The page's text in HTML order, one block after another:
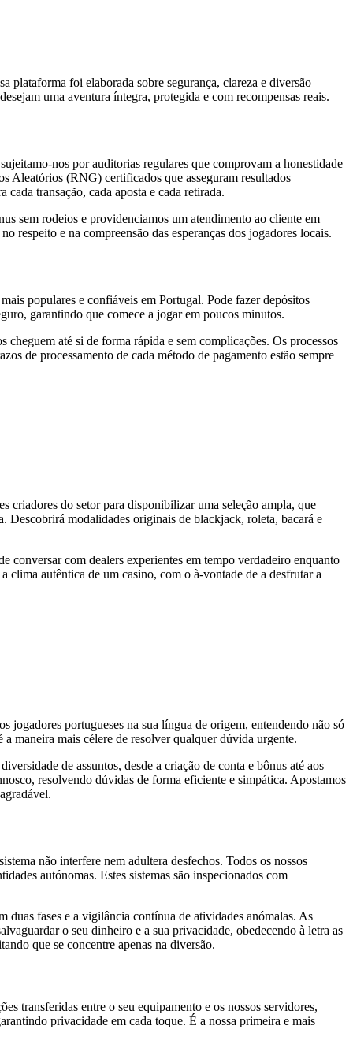
plataforma foi elaborada sobre segurança, clareza e diversão
uma aventura íntegra, protegida e com recompensas reais.
nos por auditorias regulares que comprovam a honestidade
Aleatórios (RNG) certificados que asseguram resultados
transação, cada aposta e cada retirada.
sem rodeios e providenciamos um atendimento ao cliente em
respeito e na compreensão das esperanças dos jogadores locais.
populares e confiáveis em Portugal. Pode fazer depósitos
garantindo que comece a jogar em poucos minutos.
cheguem até si de forma rápida e sem complicações. Os processos
de processamento de cada método de pagamento estão sempre
criadores do setor para disponibilizar uma seleção ampla, que
Descobrirá modalidades originais de blackjack, roleta, bacará e
conversar com dealers experientes em tempo verdadeiro enquanto
autêntica de um casino, com o à-vontade de a desfrutar a
portugueses na sua língua de origem, entendendo não só
maneira mais célere de resolver qualquer dúvida urgente.
de assuntos, desde a criação de conta e bônus até aos
resolvendo dúvidas de forma eficiente e simpática. Apostamos
não interfere nem adultera desfechos. Todos os nossos
autónomas. Estes sistemas são inspecionados com
duas fases e a vigilância contínua de atividades anómalas. As
o seu dinheiro e a sua privacidade, obedecendo à letra as
que se concentre apenas na diversão.
transferidas entre o seu equipamento e os nossos servidores,
privacidade em cada toque. É a nossa primeira e mais